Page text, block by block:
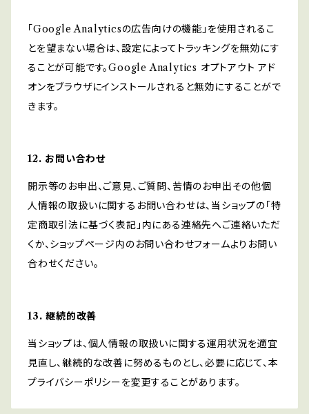
「Google Analyticsの広告向けの機能」を使用されるこ
とを望まない場合は、設定によってトラッキングを無効にす
ることが可能です。Google Analytics オプトアウト アド
オンをブラウザにインストールされると無効にすることがで
きます。
12. お問い合わせ
開示等のお申出、ご意見、ご質問、苦情のお申出その他個
人情報の取扱いに関するお問い合わせは、当ショップの「特
定商取引法に基づく表記」内にある連絡先へご連絡いただ
くか、ショップページ内のお問い合わせフォームよりお問い
合わせください。
13. 継続的改善
当ショップは、個人情報の取扱いに関する運用状況を適宜
見直し、継続的な改善に努めるものとし、必要に応じて、本
プライバシーポリシーを変更することがあります。